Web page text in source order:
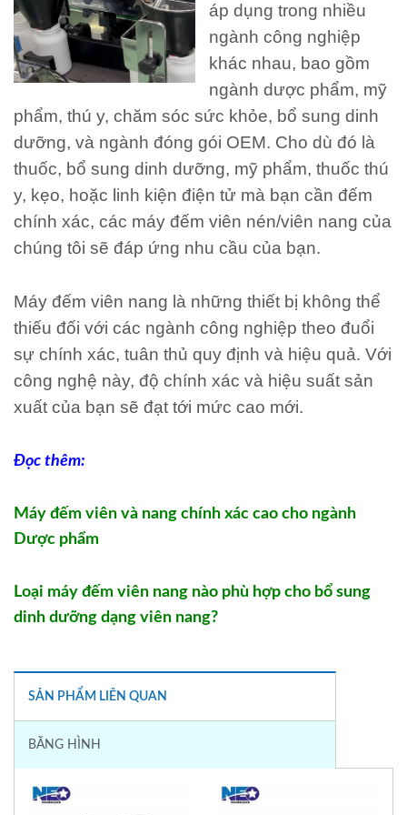
áp dụng trong nhiều
ngành công nghiệp
khác nhau, bao gồm
ngành dược phẩm, mỹ
phẩm, thú y, chăm sóc sức khỏe, bổ sung dinh
dưỡng, và ngành đóng gói OEM. Cho dù đó là
thuốc, bổ sung dinh dưỡng, mỹ phẩm, thuốc thú
y, kẹo, hoặc linh kiện điện tử mà bạn cần đếm
chính xác, các máy đếm viên nén/viên nang của
chúng tôi sẽ đáp ứng nhu cầu của bạn.
Máy đếm viên nang là những thiết bị không thể
thiếu đối với các ngành công nghiệp theo đuổi
sự chính xác, tuân thủ quy định và hiệu quả. Với
công nghệ này, độ chính xác và hiệu suất sản
xuất của bạn sẽ đạt tới mức cao mới.
Đọc thêm:
Máy đếm viên và nang chính xác cao cho ngành
Dược phẩm
Loại máy đếm viên nang nào phù hợp cho bổ sung
dinh dưỡng dạng viên nang?
SẢN PHẨM LIÊN QUAN
BĂNG HÌNH